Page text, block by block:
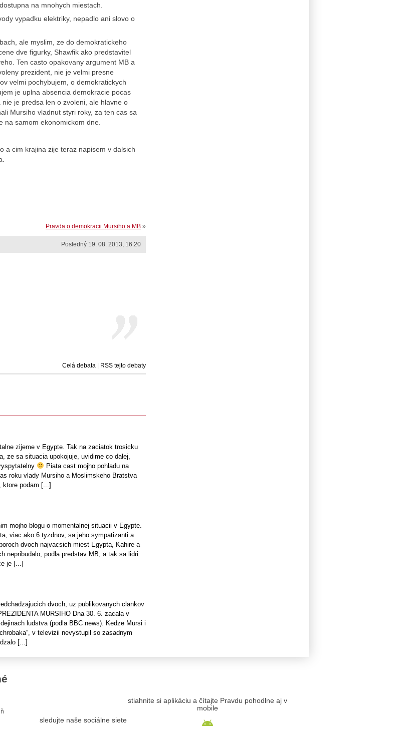
na mnohych miestach.
vypadku elektriky, nepadlo ani slovo o
ale myslim, ze do demokratickeho
dve figurky, Shawfik ako predstavitel
Ten casto opakovany argument MB a
prezident, nie je velmi presne
velmi pochybujem, o demokratickych
je uplna absencia demokracie pocas
je predsa len o zvoleni, ale hlavne o
Mursiho vladnut styri roky, za ten cas sa
samom ekonomickom dne.
a cim krajina zije teraz napisem v dalsich
Pravda o demokracii Mursiho a MB »
Posledný 19. 08. 2013, 16:20
Celá debata | RSS tejto debaty
zijeme v Egypte. Tak na zaciatok trosicku
ze sa situacia upokojuje, uvidime co dalej,
Piata cast mojho pohladu na
roku vlady Mursiho a Moslimskeho Bratstva
ktore podam [...]
mojho blogu o momentalnej situacii v Egypte.
viac ako 6 tyzdnov, sa jeho sympatizanti a
dvoch najvacsich miest Egypta, Kahire a
nepribudalo, podla predstav MB, a tak sa lidri
je [...]
dvoch, uz publikovanych clankov
MURSIHO Dna 30. 6. zacala v
ludstva (podla BBC news). Kedze Mursi i
v televizii nevystupil so zasadnym
[...]
sledujte naše sociálne siete
stiahnite si aplikáciu a čítajte Pravdu pohodlne aj v
mobile